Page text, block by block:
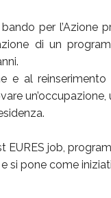
per l’Azione
di un
e al
EURES job,
si pone come